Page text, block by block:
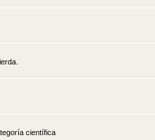
científica